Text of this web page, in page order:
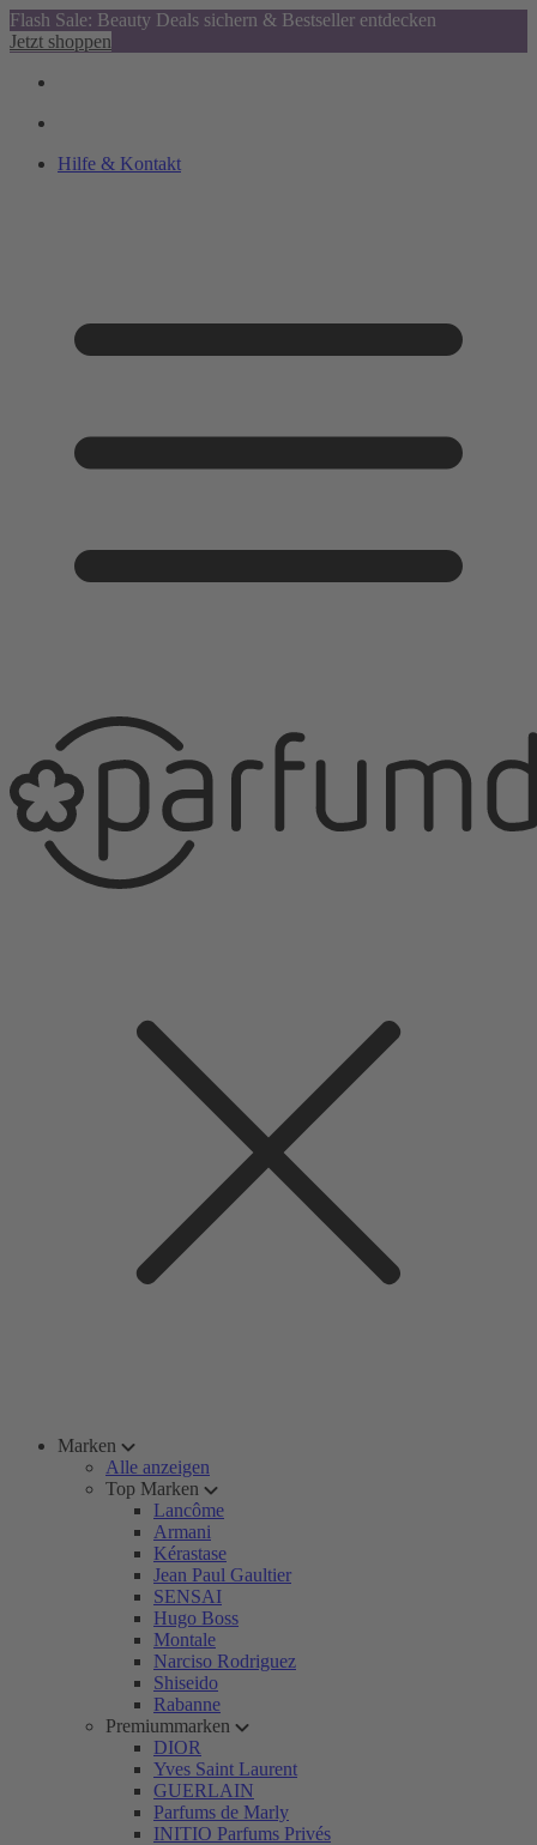
Flash Sale: Beauty Deals sichern & Bestseller entdecken
Jetzt shoppen
Hilfe & Kontakt
Marken
Alle anzeigen
Top Marken
Lancôme
Armani
Kérastase
Jean Paul Gaultier
SENSAI
Hugo Boss
Montale
Narciso Rodriguez
Shiseido
Rabanne
Premiummarken
DIOR
Yves Saint Laurent
GUERLAIN
Parfums de Marly
INITIO Parfums Privés